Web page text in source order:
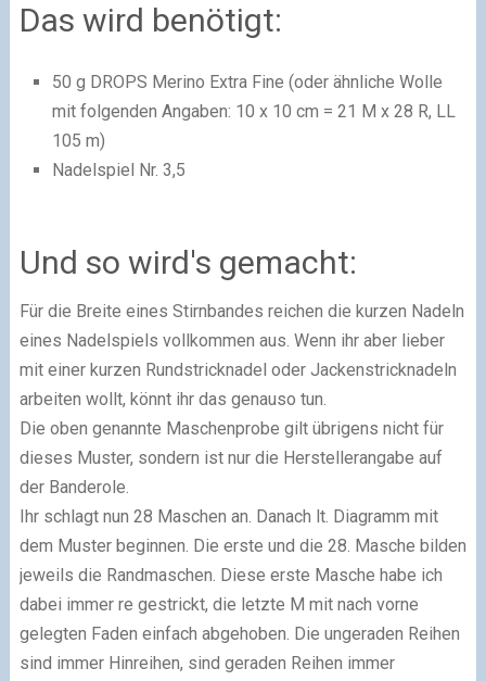
Das wird benötigt:
50 g DROPS Merino Extra Fine (oder ähnliche Wolle
mit folgenden Angaben: 10 x 10 cm = 21 M x 28 R, LL
105 m)
Nadelspiel Nr. 3,5
Und so wird's gemacht:
Für die Breite eines Stirnbandes reichen die kurzen Nadeln
eines Nadelspiels vollkommen aus. Wenn ihr aber lieber
mit einer kurzen Rundstricknadel oder Jackenstricknadeln
arbeiten wollt, könnt ihr das genauso tun.
Die oben genannte Maschenprobe gilt übrigens nicht für
dieses Muster, sondern ist nur die Herstellerangabe auf
der Banderole.
Ihr schlagt nun 28 Maschen an. Danach lt. Diagramm mit
dem Muster beginnen. Die erste und die 28. Masche bilden
jeweils die Randmaschen. Diese erste Masche habe ich
dabei immer re gestrickt, die letzte M mit nach vorne
gelegten Faden einfach abgehoben. Die ungeraden Reihen
sind immer Hinreihen, sind geraden Reihen immer